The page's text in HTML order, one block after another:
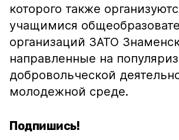
которого также
учащимися
организаций ЗАТО
направленные на
добровольческой
молодежной среде.
Подпишись!